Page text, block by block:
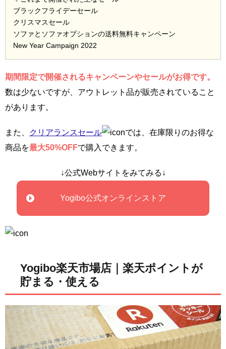
ブラックフライデーセール
クリスマスセール
ソファとソファオプションの送料無料キャンペーン
New Year Campaign 2022
期間限定で開催されるキャンペーンやセールがお得です。
数は少ないですが、アウトレット品が販売されていること
があります。
また、 クリアランスセール
では、在庫限りのお得な
商品を最大50%OFFで購入できます。
↓公式Webサイトをみてみる↓
Yogibo公式オンラインストア
Yogibo楽天市場店｜楽天ポイントが
貯まる・使える